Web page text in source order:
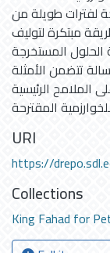
لفترات طويلة من
مبتكرة لتوليف
الحلول المستخرجة
تتضمن الأمثلة
الملامح الرئيسية
URI
https://
Collections
King Fahad for